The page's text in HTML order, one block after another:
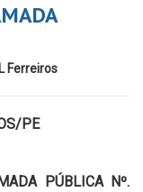
Ferreiros
PE
PÚBLICA Nº.